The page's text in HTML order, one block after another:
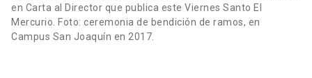
en Carta al Director que publica este Viernes Santo El
Mercurio. Foto: ceremonia de bendición de ramos, en
Campus San Joaquín en 2017.